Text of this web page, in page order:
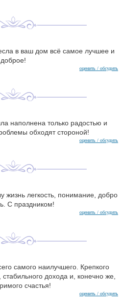
в ваш дом всё самое лучшее и
доброе!
оценить / обсудить
наполнена только радостью и
обходят стороной!
оценить / обсудить
жизнь легкость, понимание, добро
С праздником!
оценить / обсудить
самого наилучшего. Крепкого
дохода и, конечно же,
счастья!
оценить / обсудить